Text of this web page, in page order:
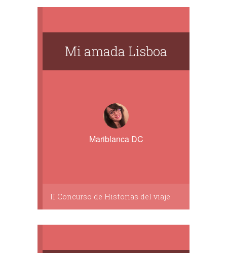
Mi amada Lisboa
Mariblanca DC
II Concurso de Historias del viaje